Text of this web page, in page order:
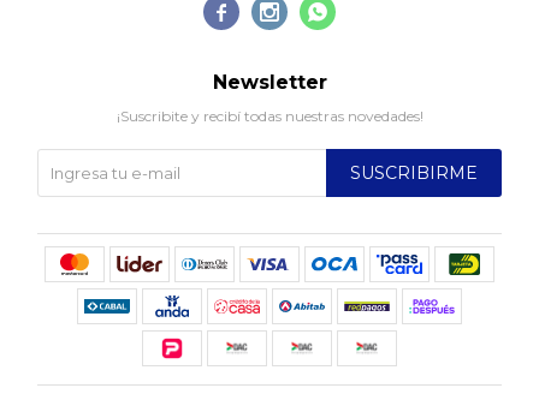
  
Newsletter
¡Suscribite y recibí todas nuestras novedades!
SUSCRIBIRME